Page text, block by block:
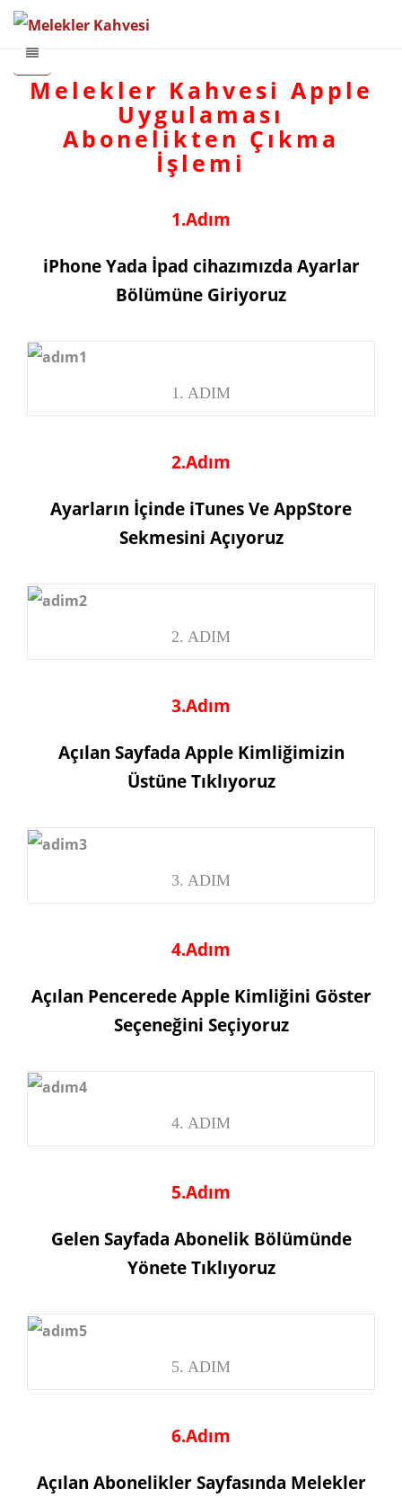
Melekler Kahvesi Apple
Uygulaması
Abonelikten Çıkma
İşlemi
1.Adım
iPhone Yada İpad cihazımızda Ayarlar
Bölümüne Giriyoruz
1. ADIM
2.Adım
Ayarların İçinde iTunes Ve AppStore
Sekmesini Açıyoruz
2. ADIM
3.Adım
Açılan Sayfada Apple Kimliğimizin
Üstüne Tıklıyoruz
3. ADIM
4.Adım
Açılan Pencerede Apple Kimliğini Göster
Seçeneğini Seçiyoruz
4. ADIM
5.Adım
Gelen Sayfada Abonelik Bölümünde
Yönete Tıklıyoruz
5. ADIM
6.Adım
Açılan Abonelikler Sayfasında Melekler